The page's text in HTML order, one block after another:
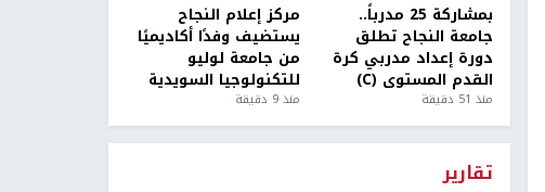
بمشاركة 25 مدرباً..
جامعة النجاح تطلق
دورة إعداد مدربي كرة
القدم المستوى (C)
منذ 51 دقيقة
مركز إعلام النجاح
يستضيف وفدًا أكاديميًا
من جامعة لوليو
للتكنولوجيا السويدية
منذ 9 دقيقة
تقارير